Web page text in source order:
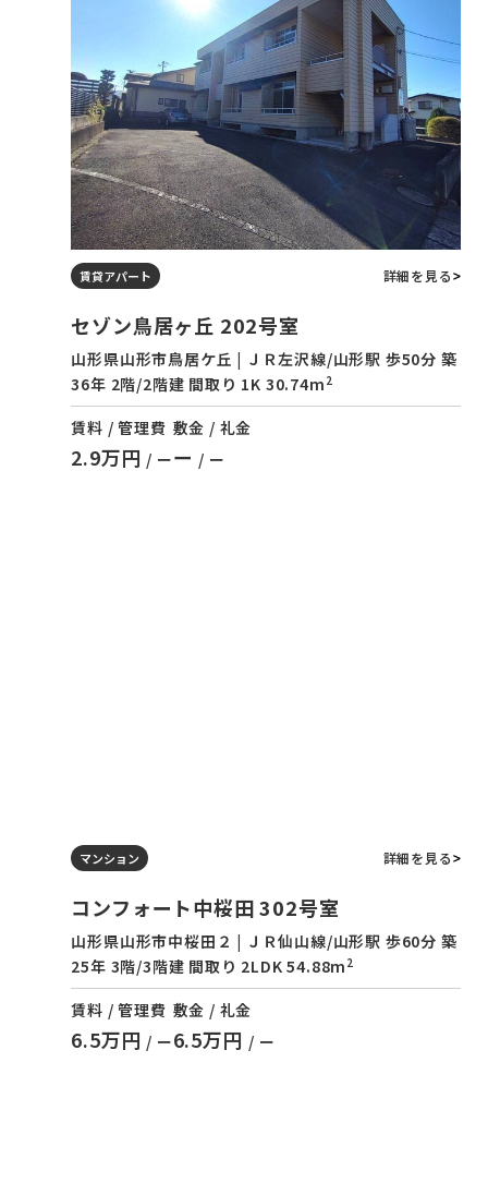
賃貸アパート 詳細を見る
セゾン鳥居ヶ丘 202号室
山形県山形市鳥居ケ丘 | ＪＲ左沢線/山形駅 歩50分 築
36年 2階/2階建 間取り 1K 30.74m 2
賃料 / 管理費
2.9万円 / ー
敷金 / 礼金
ー / ー
マンション 詳細を見る
コンフォート中桜田 302号室
山形県山形市中桜田２ | ＪＲ仙山線/山形駅 歩60分 築
25年 3階/3階建 間取り 2LDK 54.88m 2
賃料 / 管理費
6.5万円 / ー
敷金 / 礼金
6.5万円 / ー